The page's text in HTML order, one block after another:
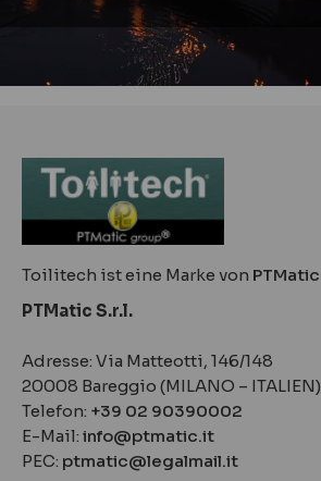
Toilitech ist eine Marke von
PTMatic S.r.l.
Adresse: Via Matteotti, 146/148
20008 Bareggio (MILANO – ITALIEN)
Telefon: +39 02 90390002
E-Mail: info@ptmatic.it
PEC: ptmatic@legalmail.it